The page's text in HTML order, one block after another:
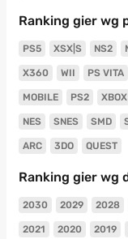
Ranking gier wg
PS5 XSX|S NS2
X360 WII PS VITA
MOBILE PS2 XBOX
NES SNES SMD
ARC 3DO QUEST
Ranking gier wg
2030 2029 2028
2021 2020 2019